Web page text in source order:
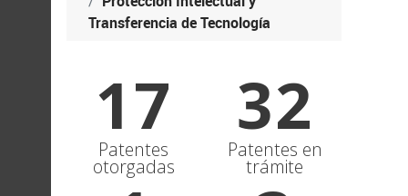
Transferencia de Tecnología
17
Patentes
otorgadas
32
Patentes en
trámite